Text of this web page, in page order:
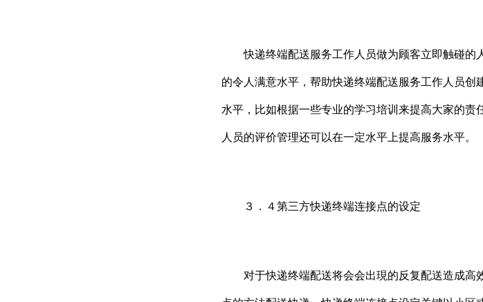
快递终端配送服务工作人员做为顾客立即触碰的
的令人满意水平，帮助快递终端配送服务工作人员
水平，比如根据一些专业的学习培训来提高大家的
人员的评价管理还可以在一定水平上提高服务水平。
３．４第三方快递终端连接点的设定
对于快递终端配送将会会出現的反复配送造成高